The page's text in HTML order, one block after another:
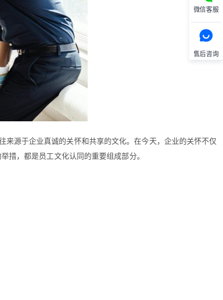
微信客服
售后咨询
源于企业真诚的关怀和共享的文化。在今天，企业的关怀不仅
措，都是员工文化认同的重要组成部分。